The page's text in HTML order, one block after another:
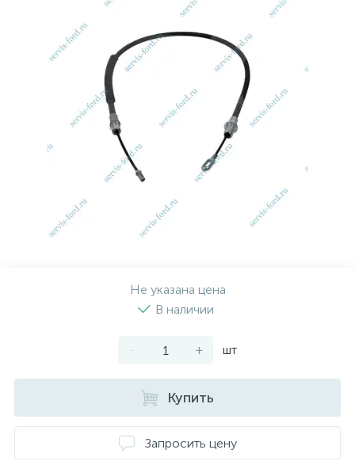
Не указана цена
В наличии
- + шт
Купить
Запросить цену
Плановое Т.О.
Рулевая система
Топливная система
Тормозная система
Автоэлектрика
Фильтр САЛОННЫЙ
Масло МОТОРНОЕ
МАСЛО ТРАНСМИССИОННОЕ
ТОРМОЗНАЯ ЖИДКОСТЬ
АНТИФРИЗ
ПРИВОДНОЙ РЕМЕНЬ
ТОРМОЗНЫЕ КОЛОДКИ
ТОРМОЗНЫЕ ДИСКИ